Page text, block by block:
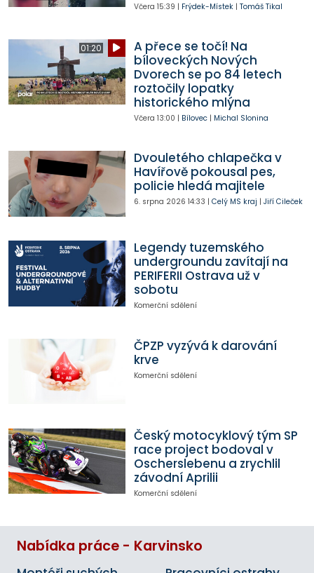
Včera 15:39 | Frýdek-Místek| Tomáš Tikal
01:20
A přece se točí! Na
bíloveckých Nových
Dvorech se po 84 letech
roztočily lopatky
historického mlýna
Včera 13:00 | Bílovec| Michal Slonina
Dvouletého chlapečka v
Havířově pokousal pes,
policie hledá majitele
6. srpna 2026 14:33 | Celý MS kraj | Jiří Cileček
Legendy tuzemského
undergroundu zavítají na
PERIFERII Ostrava už v
sobotu
Komerční sdělení
ČPZP vyzývá k darování
krve
Komerční sdělení
Český motocyklový tým SP
race project bodoval v
Oscherslebenu a zrychlil
závodní Aprilii
Komerční sdělení
Nabídka práce - Karvinsko